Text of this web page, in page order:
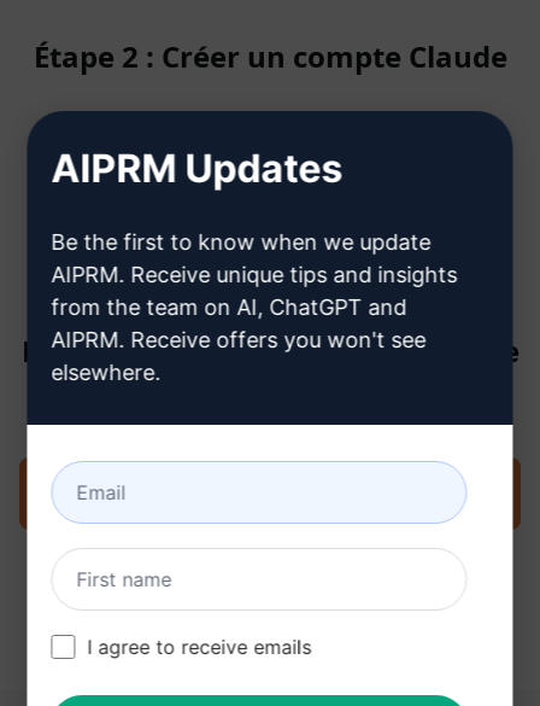
Étape 2 : Créer un compte Claude
Cliquez ici pour savoir comment
créer un compte Claude
Étape 3 : Utiliser l'invite dans votre
Essayez l'invite maintenant sur Claude
AIPRM Updates
Be the first to know when we update
AIPRM. Receive unique tips and insights
from the team on AI, ChatGPT and
AIPRM. Receive offers you won't see
elsewhere.
I agree to receive emails